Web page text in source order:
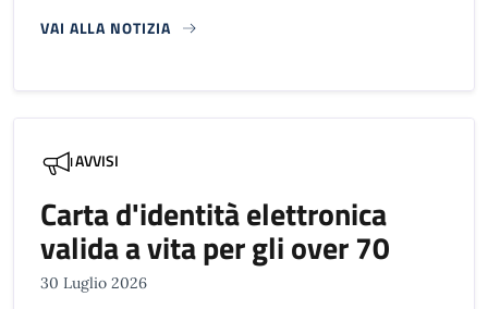
VAI ALLA NOTIZIA
AVVISI
Carta d'identità elettronica
valida a vita per gli over 70
30 Luglio 2026